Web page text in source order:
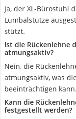
Ja, der XL-Bürostuhl
Lumbalstütze
stützt.
Ist die Rückenlehne
atmungsaktiv?
Nein, die
atmungsaktiv, was
beeinträchtigen kann.
Kann die
festgestellt werden?